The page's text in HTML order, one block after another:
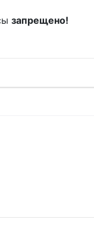
запрещено!